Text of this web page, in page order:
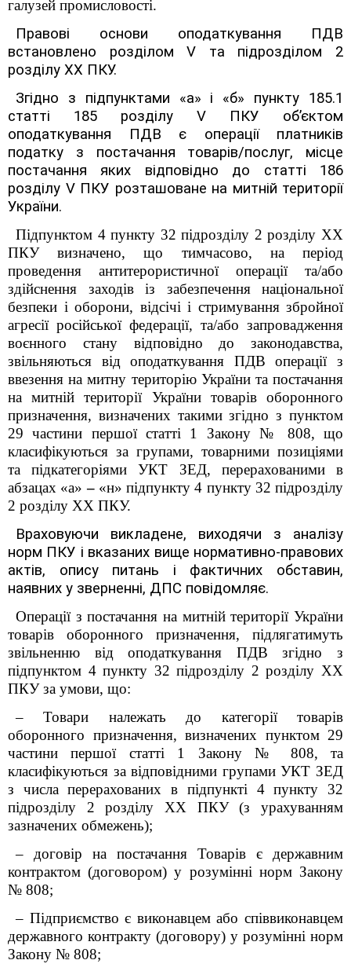
галузей промисловості.
Правові основи оподаткування ПДВ
встановлено розділом V та підрозділом 2
розділу XX ПКУ.
Згідно з підпунктами «а» і «б» пункту 185.1
статті 185 розділу V ПКУ об’єктом
оподаткування ПДВ є операції платників
податку з постачання товарів/послуг, місце
постачання яких відповідно до статті 186
розділу V ПКУ розташоване на митній території
України.
Підпунктом 4 пункту 32підрозділу 2 розділу XX
ПКУ визначено, що тимчасово, на період
проведення антитерористичної операції та/або
здійснення заходів із забезпечення національної
безпеки і оборони, відсічі і стримування збройної
агресії російської федерації, та/або запровадження
воєнного стану відповідно до законодавства,
звільняються від оподаткування ПДВ операції з
ввезення на митну територію України та постачання
на митній території України товарів оборонного
призначення, визначених такими згідно з пунктом
29 частини першої статті 1 Закону № 808, що
класифікуються за групами, товарними позиціями
та підкатегоріями УКТ ЗЕД, перерахованими в
абзацах «а»–«н» підпункту 4 пункту 32 підрозділу
2 розділу XX ПКУ.
Враховуючи викладене, виходячи з аналізу
норм ПКУ і вказаних вище нормативно-правових
актів, опису питань і фактичних обставин,
наявних у зверненні, ДПС повідомляє.
Операції з постачання на митній території України
товарів оборонного призначення, підлягатимуть
звільненню від оподаткування ПДВ згідно з
підпунктом 4 пункту 32 підрозділу 2 розділу XX
ПКУ за умови, що:
– Товари належать до категорії товарів
оборонного призначення, визначених пунктом 29
частини першої статті 1 Закону № 808, та
класифікуються за відповідними групами УКТ ЗЕД
з числа перерахованих в підпункті 4 пункту 32
підрозділу 2 розділу XX ПКУ (з урахуванням
зазначених обмежень);
– договір на постачання Товарів є державним
контрактом (договором) у розумінні норм Закону
№ 808;
– Підприємство є виконавцем або співвиконавцем
державного контракту (договору) у розумінні норм
Закону № 808;